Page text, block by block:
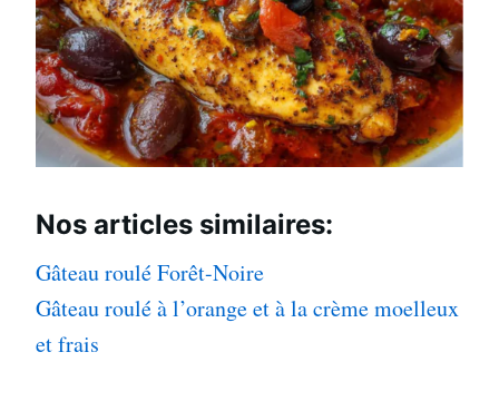
Nos articles similaires:
Gâteau roulé Forêt-Noire
Gâteau roulé à l’orange et à la crème moelleux
et frais